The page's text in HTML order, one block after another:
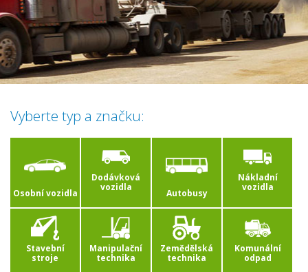
Vyberte typ a značku:
Osobní vozidla
Dodávková
vozidla
Autobusy
Nákladní
vozidla
Stavební
stroje
Manipulační
technika
Zemědělská
technika
Komunální
odpad